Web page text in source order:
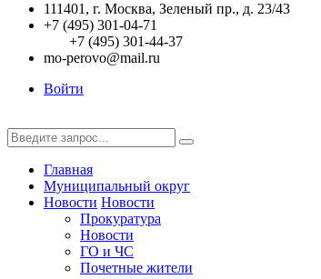
111401, г. Москва, Зеленый пр., д. 23/43
+7 (495) 301-04-71
+7 (495) 301-44-37
mo-perovo@mail.ru
Войти
Главная
Муниципальный округ
Новости Новости
Прокуратура
Новости
ГО и ЧС
Почетные жители